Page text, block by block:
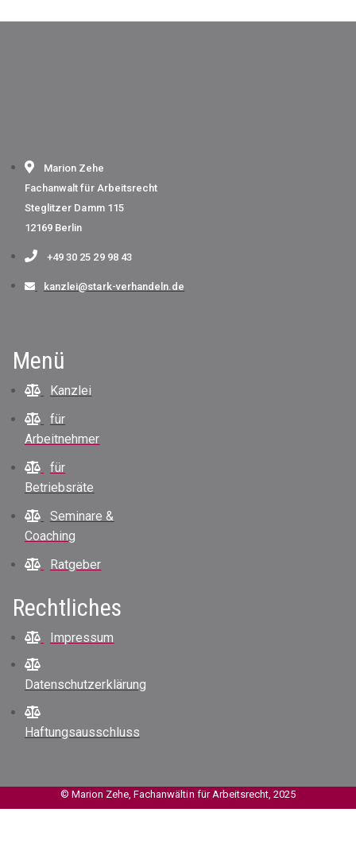
Marion Zehe
Fachanwalt für Arbeitsrecht
Steglitzer Damm 115
12169 Berlin
+49 30 25 29 98 43
kanzlei@stark-verhandeln.de
Menü
Kanzlei
für
Arbeitnehmer
für
Betriebsräte
Seminare &
Coaching
Ratgeber
Rechtliches
Impressum
Datenschutzerklärung
Haftungsausschluss
© Marion Zehe, Fachanwältin für Arbeitsrecht, 2025